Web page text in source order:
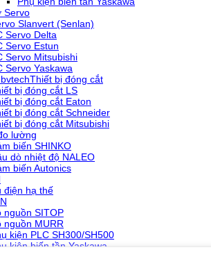
Servo
Slanvert (Senlan)
Servo Delta
Servo Estun
Servo Mitsubishi
Servo Yaskawa
Thiết bị đóng cắt
bị đóng cắt LS
bị đóng cắt Eaton
bị đóng cắt Schneider
bị đóng cắt Mitsubishi
lường
biến SHINKO
dò nhiệt độ NALEO
biến Autonics
điện hạ thế
nguồn SITOP
nguồn MURR
kiện PLC SH300/SH500
kiện biến tần Yaskawa